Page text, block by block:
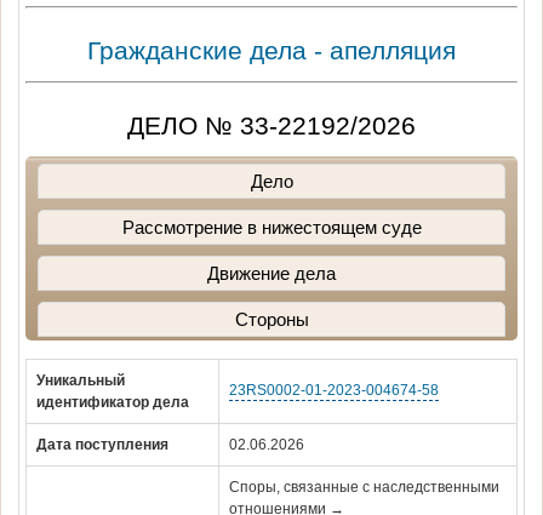
Гражданские дела - апелляция
ДЕЛО № 33-22192/2026
Дело
Рассмотрение в нижестоящем суде
Движение дела
Стороны
Уникальный
идентификатор дела
23RS0002-01-2023-004674-58
Дата поступления 02.06.2026
Споры, связанные с наследственными
отношениями →